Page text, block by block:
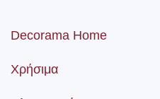
Decorama Home
Χρήσιμα